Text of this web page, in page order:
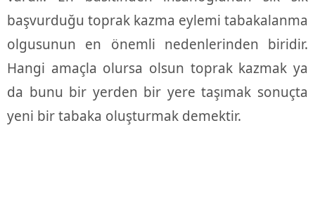
başvurduğu toprak kazma eylemi tabakalanma
olgusunun en önemli nedenlerinden biridir.
Hangi amaçla olursa olsun toprak kazmak ya
da bunu bir yerden bir yere taşımak sonuçta
yeni bir tabaka oluşturmak demektir.